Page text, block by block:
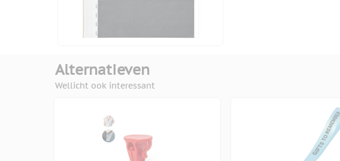
Alternatieven
Wellicht ook interessant